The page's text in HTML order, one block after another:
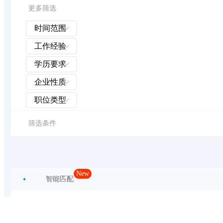
更多筛选
时间范围
工作经验
学历要求
企业性质
职位类型
筛选条件
New
智能匹配